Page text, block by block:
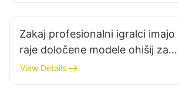
Zakaj profesionalni igralci imajo
raje določene modele ohišij za
igralne računalnike?
View Details